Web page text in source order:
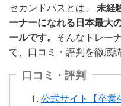
セカンドパスとは、
未経
ーナーになれる日本最大
ールです。 そんなトレー
で、口コミ・評判を徹底
口コミ・評判
公式サイト【卒業